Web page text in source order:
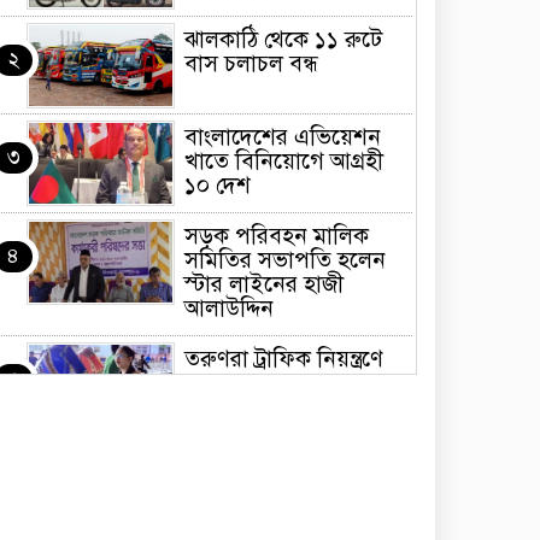
২
ঝালকাঠি থেকে ১১ রুটে
বাস চলাচল বন্ধ
৩
বাংলাদেশের এভিয়েশন
খাতে বিনিয়োগে আগ্রহী
১০ দেশ
৪
সড়ক পরিবহন মালিক
সমিতির সভাপতি হলেন
স্টার লাইনের হাজী
আলাউদ্দিন
৫
তরুণরা ট্রাফিক নিয়ন্ত্রণে
নামুক আবার